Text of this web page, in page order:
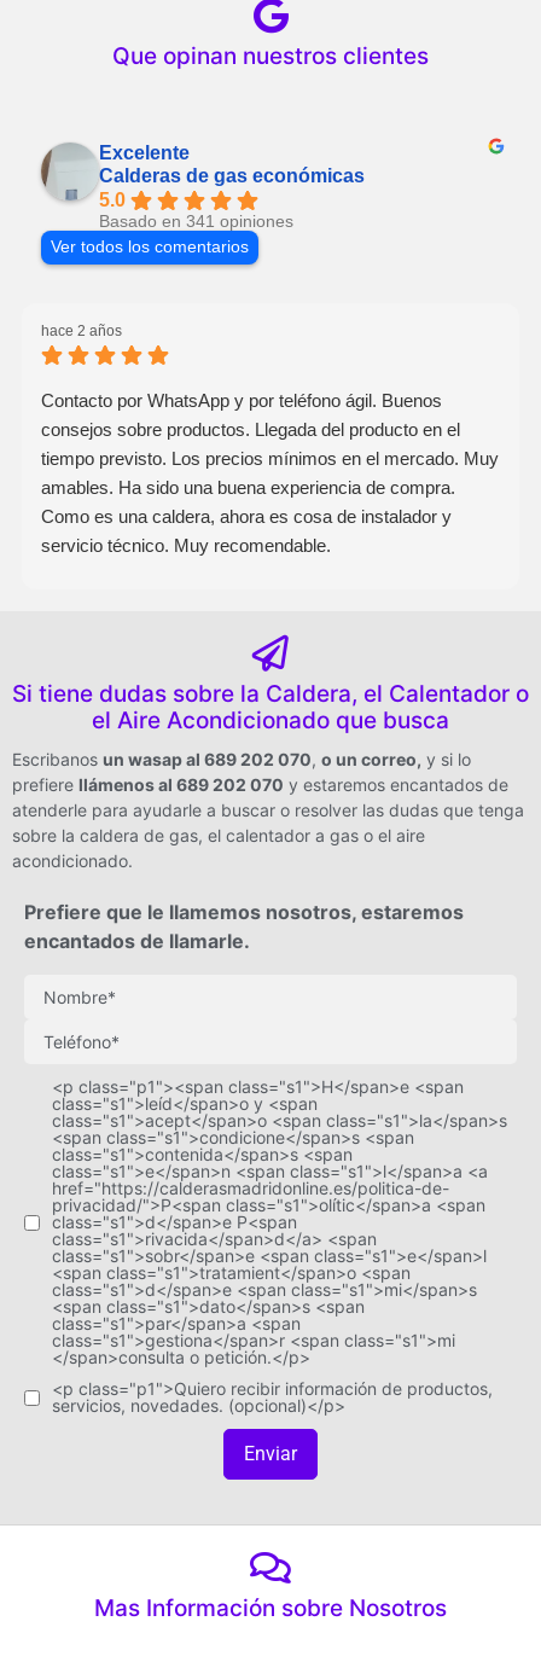
Que opinan nuestros clientes
Excelente
Calderas de gas económicas
5.0
Basado en 341 opiniones
Ver todos los comentarios
hace 2 años
Contacto por WhatsApp y por teléfono ágil. Buenos
consejos sobre productos. Llegada del producto en el
tiempo previsto. Los precios mínimos en el mercado. Muy
amables. Ha sido una buena experiencia de compra.
Como es una caldera, ahora es cosa de instalador y
servicio técnico. Muy recomendable.
Si tiene dudas sobre la Caldera, el Calentador o
el Aire Acondicionado que busca
Escribanos un wasap al 689 202 070, o un correo, y si lo
prefiere llámenos al 689 202 070 y estaremos encantados de
atenderle para ayudarle a buscar o resolver las dudas que tenga
sobre la caldera de gas, el calentador a gas o el aire
acondicionado.
Prefiere que le llamemos nosotros, estaremos
encantados de llamarle.
<p class="p1"><span class="s1">H</span>e <span
class="s1">leíd</span>o y <span
class="s1">acept</span>o <span class="s1">la</span>s
<span class="s1">condicione</span>s <span
class="s1">contenida</span>s <span
class="s1">e</span>n <span class="s1">l</span>a <a
href="https://calderasmadridonline.es/politica-de-
privacidad/">P<span class="s1">olític</span>a <span
class="s1">d</span>e P<span
class="s1">rivacida</span>d</a> <span
class="s1">sobr</span>e <span class="s1">e</span>l
<span class="s1">tratamient</span>o <span
class="s1">d</span>e <span class="s1">mi</span>s
<span class="s1">dato</span>s <span
class="s1">par</span>a <span
class="s1">gestiona</span>r <span class="s1">mi
</span>consulta o petición.</p>
<p class="p1">Quiero recibir información de productos,
servicios, novedades. (opcional)</p>
Enviar
Mas Información sobre Nosotros